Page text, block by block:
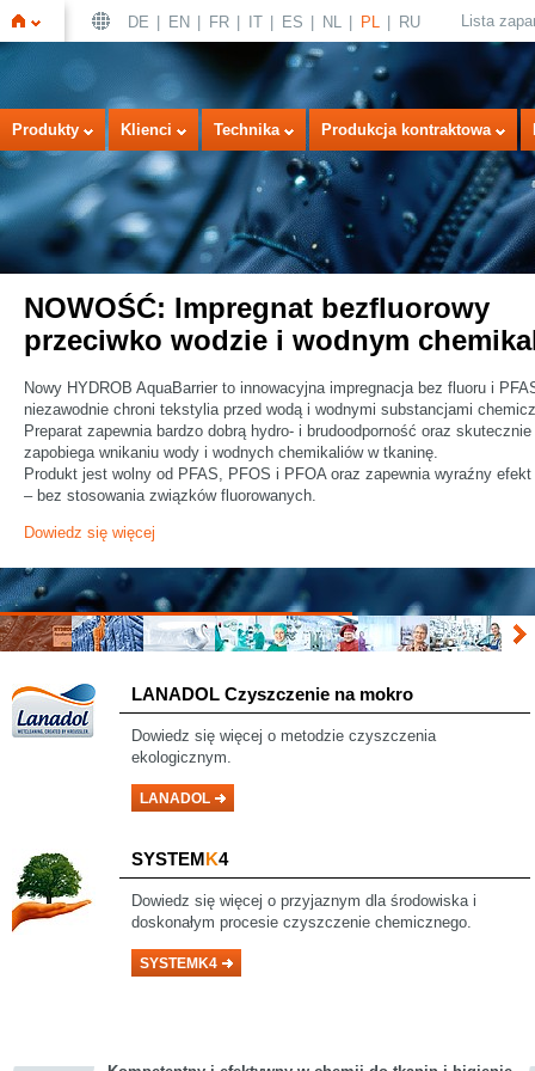
Strona
główna
DE EN FR IT ES NL PL RU Lista
Produkty Klienci Technika Produkcja kontraktowa
NOWOŚĆ: Impregnat bezfluorowy
przeciwko wodzie i wodnym
Nowy HYDROB AquaBarrier to innowacyjna impregnacja bez fluoru i
niezawodnie chroni tekstylia przed wodą i wodnymi substancjami
Preparat zapewnia bardzo dobrą hydro- i brudoodporność oraz skutecznie
zapobiega wnikaniu wody i wodnych chemikaliów w tkaninę.
Produkt jest wolny od PFAS, PFOS i PFOA oraz zapewnia wyraźny efekt
– bez stosowania związków fluorowanych.
Dowiedz się więcej
LANADOL Czyszczenie na mokro
Dowiedz się więcej o metodzie czyszczenia
ekologicznym.
LANADOL
SYSTEMK4
Dowiedz się więcej o przyjaznym dla środowiska i
doskonałym procesie czyszczenie chemicznego.
SYSTEMK4